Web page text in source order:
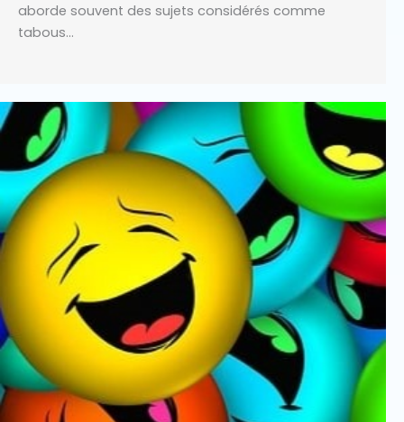
aborde souvent des sujets considérés comme
tabous…